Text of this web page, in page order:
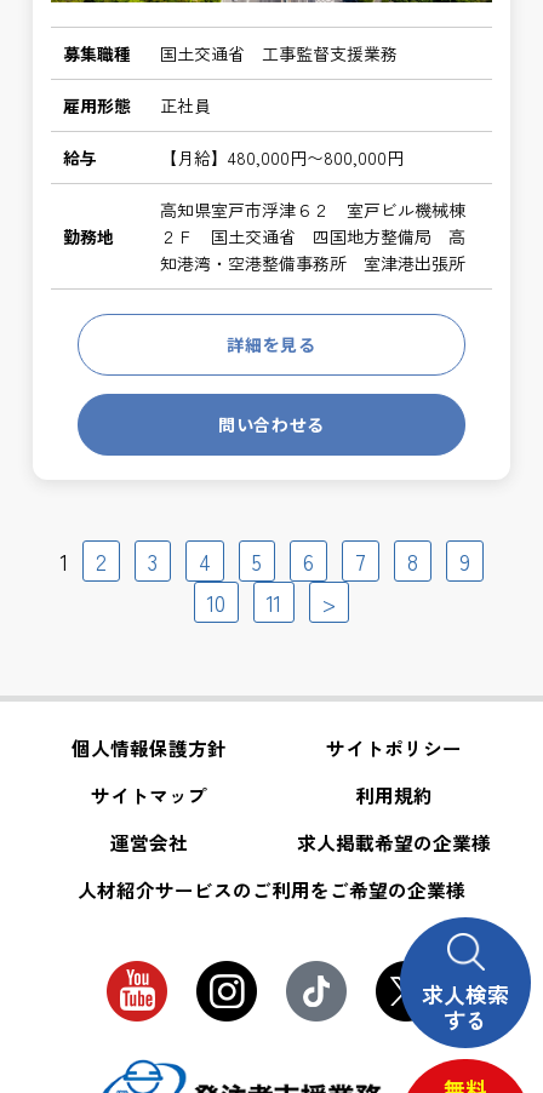
募集職種 国土交通省 工事監督支援業務
雇用形態 正社員
給与 【月給】480,000円〜800,000円
勤務地
高知県室戸市浮津６２ 室戸ビル機械棟
２Ｆ 国土交通省 四国地方整備局 高
知港湾・空港整備事務所 室津港出張所
詳細を見る
問い合わせる
1 2 3 4 5 6 7 8
9
10
11 >
個人情報保護方針
サイトポリシー
サイトマップ
利用規約
運営会社
求人掲載希望の企業様
人材紹介サービスのご利用をご希望の企業様
求人検索
する